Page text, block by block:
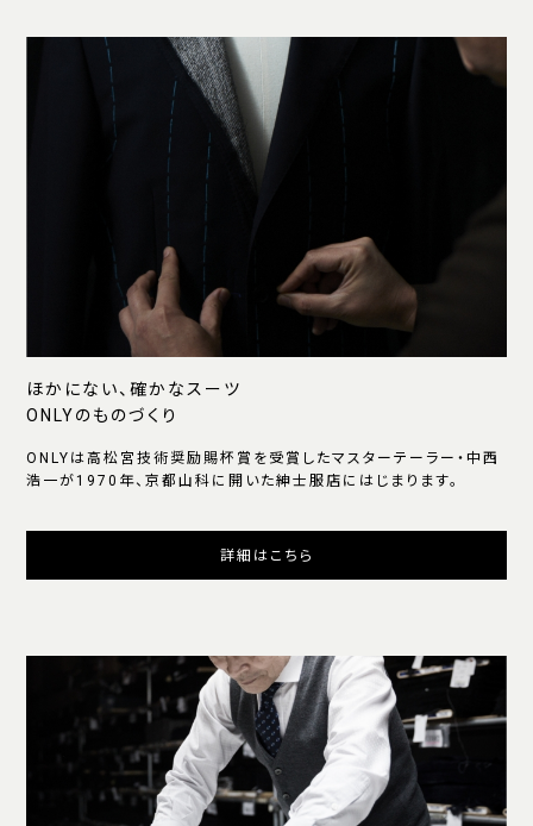
ほかにない、確かなスーツ
ONLYのものづくり
ONLYは高松宮技術奨励賜杯賞を受賞したマスターテーラー・中西
浩一が1970年、京都山科に開いた紳士服店にはじまります。
詳細はこちら